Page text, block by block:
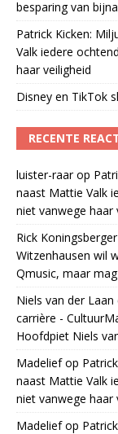
besparing van
Patrick Kicken:
Valk iedere
haar veiligheid
Disney en TikTok
RECENTE
luister-raarop
naast Mattie Valk
niet vanwege haar
Rick Koningsberger
Witzenhausen wil
Qmusic, maar
Niels van der Laan
carrière -
Hoofdpiet Niels
Madeliefop
naast Mattie Valk
niet vanwege haar
Madeliefop